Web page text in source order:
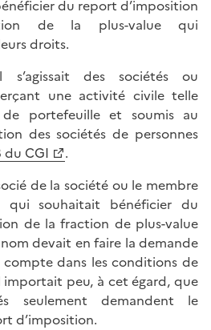
du report d’imposition
de la plus-value qui
droits.
des sociétés ou
une activité civile telle
portefeuille et soumis au
des sociétés de personnes
du CGI
.
de la société ou le membre
qui souhaitait bénéficier du
de la fraction de plus-value
devait en faire la demande
dans les conditions de
peu, à cet égard, que
seulement demandent le
d’imposition.